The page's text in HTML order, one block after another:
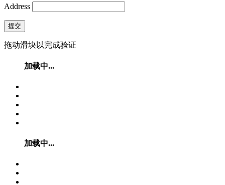
Address
提交
拖动滑块以完成验证
加载中...
加载中...